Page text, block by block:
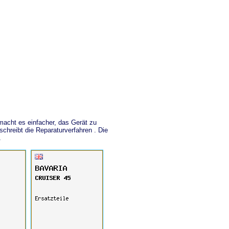
es einfacher, das Gerät zu
die Reparaturverfahren . Die